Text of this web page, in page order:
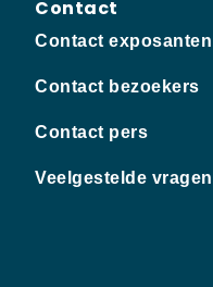
Contact
Contact exposanten
Contact bezoekers
Contact pers
Veelgestelde vragen